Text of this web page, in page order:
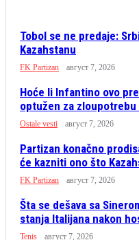
Tobol se ne predaje:
Kazahstanu
FK Partizan август 7, 2026
Hoće li Infantino ovo
optužen za zloupotrebu
Ostale vesti август 7, 2026
Partizan konačno
će kazniti ono što
FK Partizan август 7, 2026
Šta se dešava sa
stanja Italijana nakon
Tenis август 7, 2026